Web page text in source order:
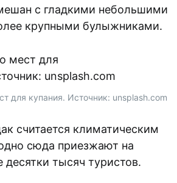
с гладкими небольшими
крупными булыжниками.
для купания. Источник: unsplash.com
считается климатическим
сюда приезжают на
десятки тысяч туристов.